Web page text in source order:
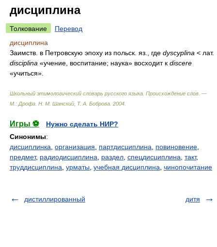
дисциплина
Толкование
Перевод
дисциплина
Заимств. в Петровскую эпоху из польск. яз., где dyscyplina < лат.
disciplina «учение, воспитание; наука» восходит к discere
«учиться».
Школьный этимологический словарь русского языка. Происхождение слов. —
М.: Дрофа Н. М. Шанский, Т. А. Боброва 2004
Игры ⚽
Нужно сделать НИР?
Синонимы:
дисциплинка организация партдисциплина повиновение
предмет, радиодисциплина раздел спецдисциплина такт,
труддисциплина урматы учебная дисциплина чинопочитание
дистиллированный дитя